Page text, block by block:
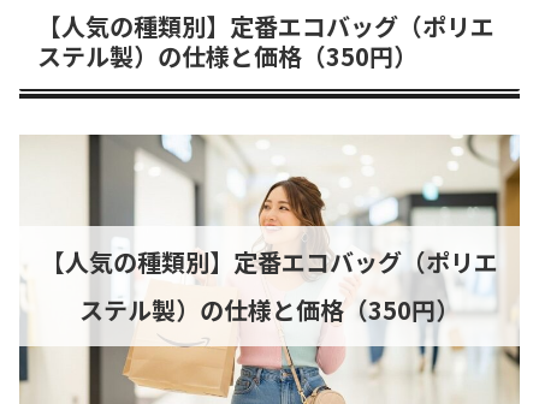
【人気の種類別】定番エコバッグ（ポリエ
ステル製）の仕様と価格（350円）
【人気の種類別】定番エコバッグ（ポリエ
ステル製）の仕様と価格（350円）